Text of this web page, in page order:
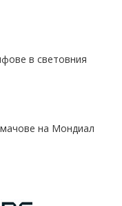
в световния
на Мондиал